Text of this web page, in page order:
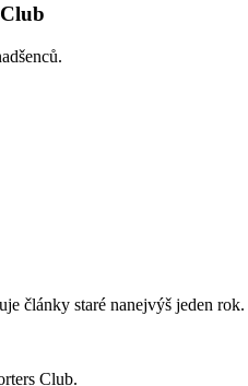
články staré nanejvýš jeden
Club.